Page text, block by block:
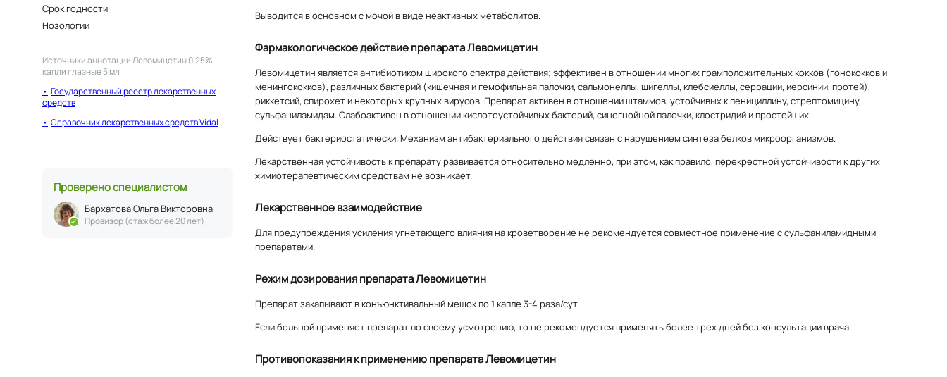
Срок годности
Нозологии
Источники аннотацииЛевомицетин 0,25%
капли глазные 5 мл
Государственный реестр лекарственных
средств
Справочник лекарственных средств Vidal
Проверено специалистом
Бархатова Ольга Викторовна
Провизор (стаж более 20 лет)
Выводится в основном с мочой в виде неактивных метаболитов.
Фармакологическое действие препарата Левомицетин
Левомицетин является антибиотиком широкого спектра действия; эффективен в отношении многих грамположительных кокков (гонококков и
менингококков), различных бактерий (кишечная и гемофильная палочки, сальмонеллы, шигеллы, клебсиеллы, серрации, иерсинии, протей),
риккетсий, спирохет и некоторых крупных вирусов. Препарат активен в отношении штаммов, устойчивых к пенициллину, стрептомицину,
сульфаниламидам. Слабоактивен в отношении кислотоустойчивых бактерий, синегнойной палочки, клостридий и простейших.
Действует бактериостатически. Механизм антибактериального действия связан с нарушением синтеза белков микроорганизмов.
Лекарственная устойчивость к препарату развивается относительно медленно, при этом, как правило, перекрестной устойчивости к других
химиотерапевтическим средствам не возникает.
Лекарственное взаимодействие
Для предупреждения усиления угнетающего влияния на кроветворение не рекомендуется совместное применение с сульфаниламидными
препаратами.
Режим дозирования препарата Левомицетин
Препарат закапывают в конъюнктивальный мешок по 1 капле 3-4 раза/сут.
Если больной применяет препарат по своему усмотрению, то не рекомендуется применять более трех дней без консультации врача.
Противопоказания к применению препарата Левомицетин